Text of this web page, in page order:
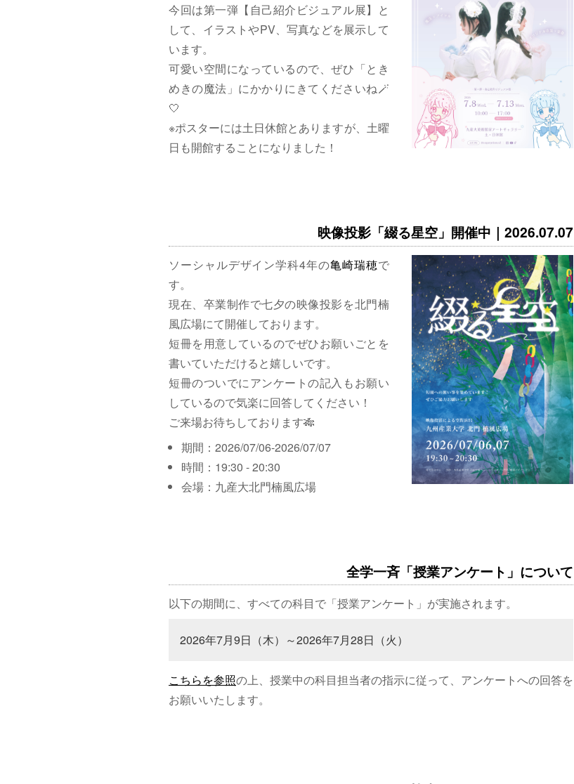
今回は第一弾【自己紹介ビジュアル展】と
して、イラストやPV、写真などを展示して
います。
可愛い空間になっているので、ぜひ「とき
めきの魔法」にかかりにきてくださいね🪄
🤍
※ポスターには土日休館とありますが、土曜
日も開館することになりました！
映像投影「綴る星空」開催中｜2026.07.07
ソーシャルデザイン学科4年の亀崎瑞穂で
す。
現在、卒業制作で七夕の映像投影を北門楠
風広場にて開催しております。
短冊を用意しているのでぜひお願いごとを
書いていただけると嬉しいです。
短冊のついでにアンケートの記入もお願い
しているので気楽に回答してください！
ご来場お待ちしております🎋
期間：2026/07/06-2026/07/07
時間：19:30 - 20:30
会場：九産大北門楠風広場
全学一斉「授業アンケート」について
以下の期間に、すべての科目で「授業アンケート」が実施されます。
2026年7月9日（木）～2026年7月28日（火）
こちらを参照の上、授業中の科目担当者の指示に従って、アンケートへの回答を
お願いいたします。